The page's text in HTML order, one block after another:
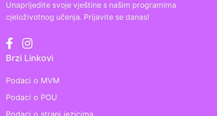
Unaprijedite svoje vještine s našim programima
cjeloživotnog učenja. Prijavite se danas!
Brzi Linkovi
Podaci o MVM
Podaci o POU
Podaci o strani jezicima